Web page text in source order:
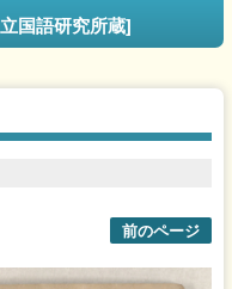
国語研究所蔵]
前のページ